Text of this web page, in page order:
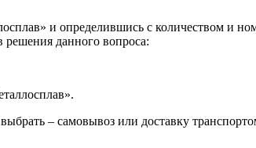
и определившись с количеством и
решения данного вопроса:
– самовывоз или доставку